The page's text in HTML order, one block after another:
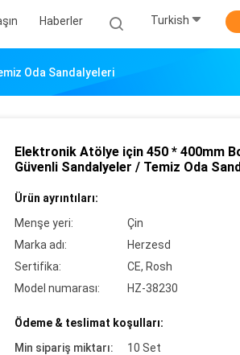
Haberler Turkish
Oda Sandalyeleri
Elektronik Atölye için 450 * 400mm
Güvenli Sandalyeler / Temiz Oda
Ürün ayrıntıları:
Menşe yeri:
Çin
Marka adı:
Herzesd
Sertifika:
CE, Rosh
Model numarası:
HZ-38230
Ödeme & teslimat koşulları:
Min sipariş miktarı:
10 Set